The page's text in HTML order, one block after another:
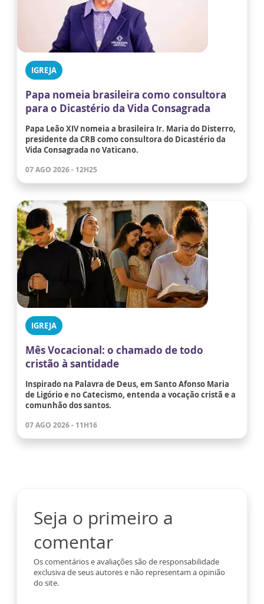
IGREJA
Papa nomeia brasileira como consultora
para o Dicastério da Vida Consagrada
Papa Leão XIV nomeia a brasileira Ir. Maria do Disterro,
presidente da CRB como consultora do Dicastério da
Vida Consagrada no Vaticano.
07 AGO 2026 - 12H25
IGREJA
Mês Vocacional: o chamado de todo
cristão à santidade
Inspirado na Palavra de Deus, em Santo Afonso Maria
de Ligório e no Catecismo, entenda a vocação cristã e a
comunhão dos santos.
07 AGO 2026 - 11H16
Seja o primeiro a
comentar
Os comentários e avaliações são de responsabilidade
exclusiva de seus autores e não representam a opinião
do site.